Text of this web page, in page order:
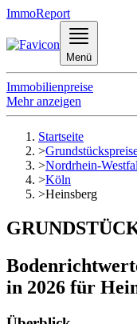
ImmoReport
Menü
Immobilienpreise
Mehr anzeigen
Startseite
>
>Nordrhein-
>Köln
>Heinsberg
in 2026 für